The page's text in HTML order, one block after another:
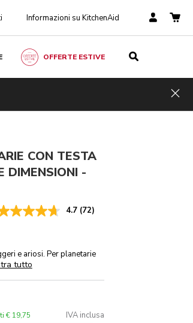
Informazioni su KitchenAid
OFFERTE ESTIVE
CON TESTA
DIMENSIONI -
4.7 (72)
e ariosi. Per planetarie
tutto
€ 19,75 IVA inclusa